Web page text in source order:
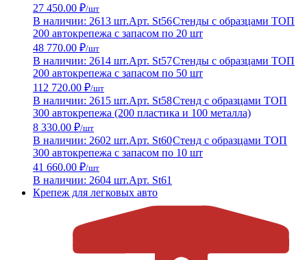
27 450.00 ₽/шт
В наличии: 2613 шт.Арт. St56Стенды с образцами ТОП
200 автокрепежа с запасом по 20 шт
48 770.00 ₽/шт
В наличии: 2614 шт.Арт. St57Стенды с образцами ТОП
200 автокрепежа с запасом по 50 шт
112 720.00 ₽/шт
В наличии: 2615 шт.Арт. St58Стенд с образцами ТОП
300 автокрепежа (200 пластика и 100 металла)
8 330.00 ₽/шт
В наличии: 2602 шт.Арт. St60Стенд с образцами ТОП
300 автокрепежа с запасом по 10 шт
41 660.00 ₽/шт
В наличии: 2604 шт.Арт. St61
Крепеж для легковых авто